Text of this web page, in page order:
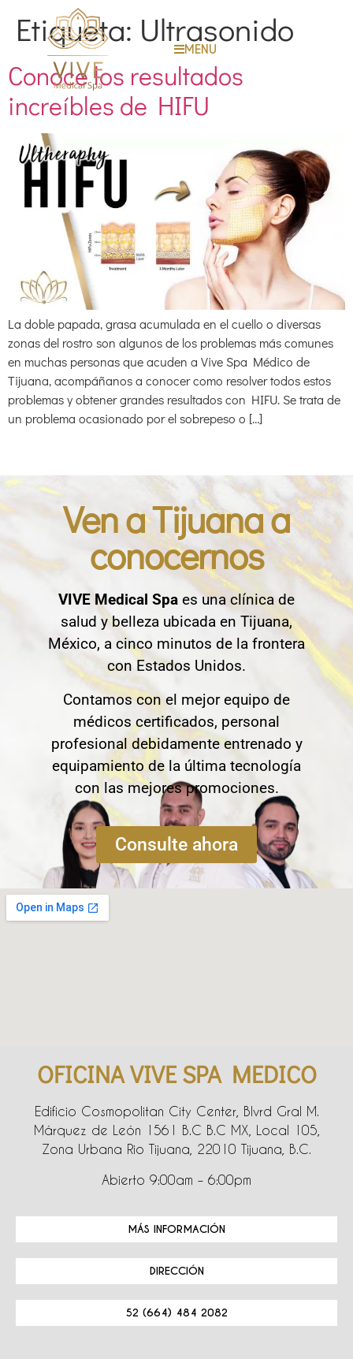
MENU
Etiqueta: Ultrasonido
Conoce los resultados
increíbles de HIFU
La doble papada, grasa acumulada en el cuello o diversas
zonas del rostro son algunos de los problemas más comunes
en muchas personas que acuden a Vive Spa Médico de
Tijuana, acompáñanos a conocer como resolver todos estos
problemas y obtener grandes resultados con HIFU. Se trata de
un problema ocasionado por el sobrepeso o […]
Ven a Tijuana a
conocernos
VIVE Medical Spa es una clínica de
salud y belleza ubicada en Tijuana,
México, a cinco minutos de la frontera
con Estados Unidos.
Contamos con el mejor equipo de
médicos certificados, personal
profesional debidamente entrenado y
equipamiento de la última tecnología
con las mejores promociones.
Consulte ahora
OFICINA VIVE SPA MEDICO
Edificio Cosmopolitan City Center, Blvrd Gral M.
Márquez de León 1561 B.C B.C MX, Local 105,
Zona Urbana Rio Tijuana, 22010 Tijuana, B.C.
Abierto 9:00am – 6:00pm
MÁS INFORMACIÓN
DIRECCIÓN
52 (664) 484 2082